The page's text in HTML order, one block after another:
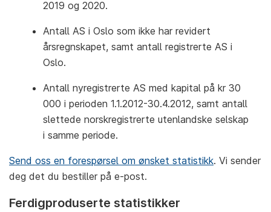
2019 og 2020.
Antall AS i Oslo som ikke har revidert
årsregnskapet, samt antall registrerte AS i
Oslo.
Antall nyregistrerte AS med kapital på kr 30
000 i perioden 1.1.2012-30.4.2012, samt antall
slettede norskregistrerte utenlandske selskap
i samme periode.
Send oss en forespørsel om ønsket statistikk. Vi sender
deg det du bestiller på e-post.
Ferdigproduserte statistikker